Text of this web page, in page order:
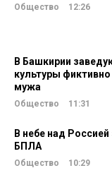
Общество 12:26
В Башкирии
культуры фиктивно
мужа
Общество 11:31
В небе над
БПЛА
Общество 10:29